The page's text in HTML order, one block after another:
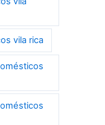
vila rica